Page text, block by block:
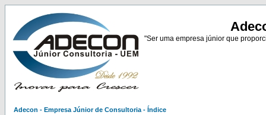
"Ser uma empresa júnior que
Adecon - Empresa Júnior de Consultoria - Índice